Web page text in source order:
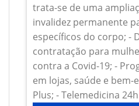
trata-se de uma
invalidez permanente
específicos do corpo; -
contratação para
contra a Covid-19; -
em lojas, saúde e
Plus; - Telemedicina